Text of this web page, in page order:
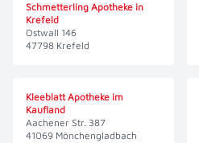
Schmetterling Apotheke in
Krefeld
Ostwall 146
47798 Krefeld
Kleeblatt Apotheke im
Kaufland
Aachener Str. 387
41069 Mönchengladbach